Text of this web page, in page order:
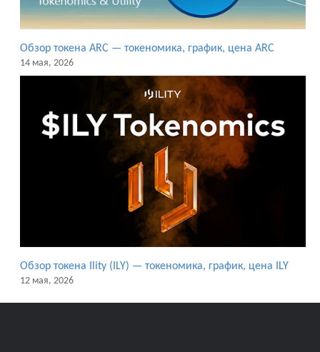
Обзор токена ARC — токеномика, график, цена ARC
14 мая, 2026
Обзор токена Ility (ILY) — токеномика, график, цена ILY
12 мая, 2026